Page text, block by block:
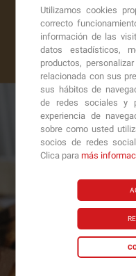
Utilizamos cookies
correcto
información de las
datos estadísticos,
productos,
relacionada con sus
sus hábitos de
de redes sociales y
experiencia de
sobre como usted
socios de redes
Clica paramás